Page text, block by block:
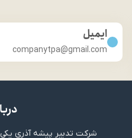
ایمیل
companytpa@gmail.com
شرکت تدبیر پیشه آذری یکی